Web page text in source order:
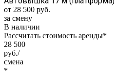
от 28 500 руб.
за смену
В наличии
Рассчитать стоимость аренды*
28 500
руб./
смена
*